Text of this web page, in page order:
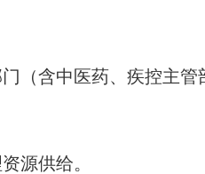
含中医药、疾控主管
源供给。